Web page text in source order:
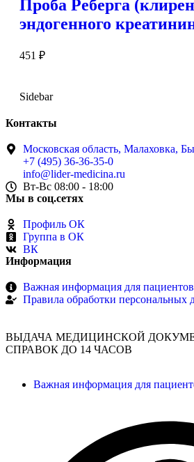
Проба Реберга
эндогенного
451 ₽
Sidebar
Контакты
Московская область, Малаховка,
+7 (495) 36-36-35-0
info@lider-medicina.ru
Вт-Вс 08:00 - 18:00
Мы в соц.сетях
Профиль ОК
Группа в ОК
ВК
Информация
Важная информация для пациентов
Правила обработки персональных
ВЫДАЧА МЕДИЦИНСКОЙ
СПРАВОК ДО 14 ЧАСОВ
Важная информация для